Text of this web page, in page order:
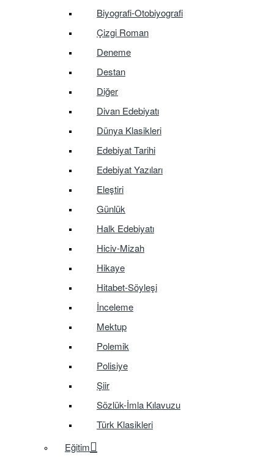
Biyografi-Otobiyografi
Çizgi Roman
Deneme
Destan
Diğer
Divan Edebiyatı
Dünya Klasikleri
Edebiyat Tarihi
Edebiyat Yazıları
Eleştiri
Günlük
Halk Edebiyatı
Hiciv-Mizah
Hikaye
Hitabet-Söyleşi
İnceleme
Mektup
Polemik
Polisiye
Şiir
Sözlük-İmla Kılavuzu
Türk Klasikleri
Eğitim